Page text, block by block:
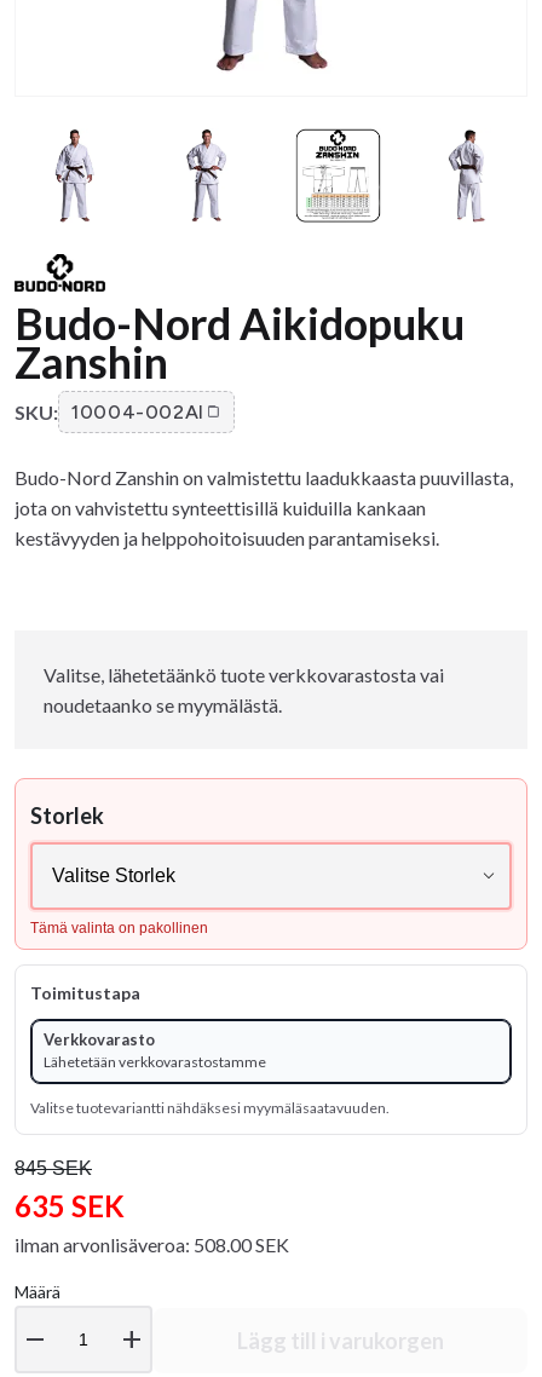
Budo-Nord Aikidopuku
Zanshin
SKU: 10004-002AI
Budo-Nord Zanshin on valmistettu laadukkaasta puuvillasta,
jota on vahvistettu synteettisillä kuiduilla kankaan
kestävyyden ja helppohoitoisuuden parantamiseksi.
Valitse, lähetetäänkö tuote verkkovarastosta vai
noudetaanko se myymälästä.
Storlek
Tämä valinta on pakollinen
Toimitustapa
Verkkovarasto
Lähetetään verkkovarastostamme
Valitse tuotevariantti nähdäksesi myymäläsaatavuuden.
845 SEK
635 SEK
ilman arvonlisäveroa: 508.00 SEK
Määrä
remove add Lägg till i varukorgen